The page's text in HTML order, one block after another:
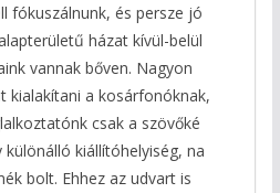
fókuszálnunk, és persze jó
házat kívül-belül
vannak bőven. Nagyon
kialakítani a kosárfonóknak,
csak a szövőké
különálló kiállítóhelyiség, na
bolt. Ehhez az udvart is